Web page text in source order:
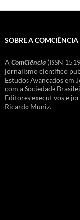
SOBRE A COMCIÊNCIA
A ComCiência (ISSN
jornalismo científico
Estudos Avançados em
com a Sociedade
Editores executivos e
Ricardo Muniz.